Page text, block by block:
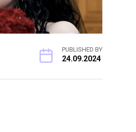
PUBLISHED BY
24.09.2024